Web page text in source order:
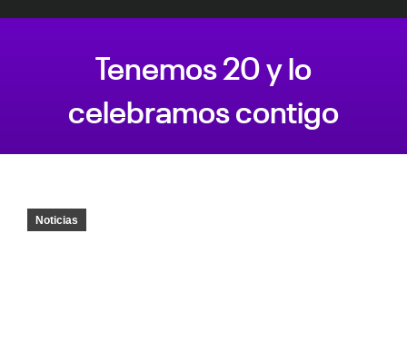
Tenemos 20 y lo
celebramos contigo
Noticias